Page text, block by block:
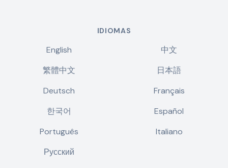
IDIOMAS
English
中文
繁體中文
日本語
Deutsch
Français
한국어
Español
Português
Italiano
Русский